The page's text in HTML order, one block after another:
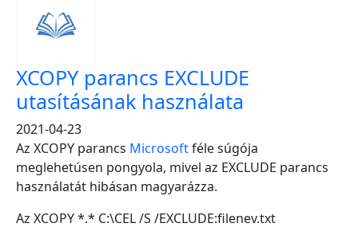
XCOPY parancs EXCLUDE
utasításának használata
2021-04-23
Az XCOPY parancs Microsoftféle súgója
meglehetúsen pongyola, mivel az EXCLUDE parancs
használatát hibásan magyarázza.
Az XCOPY *.* C:\CEL /S /EXCLUDE:filenev.txt